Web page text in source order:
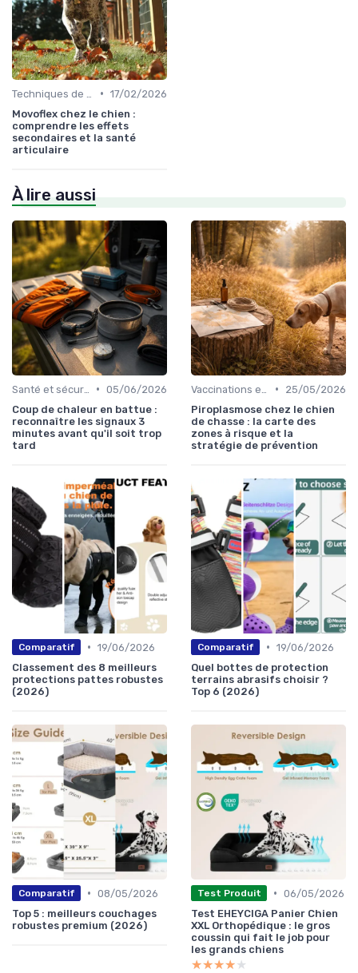
• 17/02/2026
Movoflex chez le chien :
comprendre les effets
secondaires et la santé
articulaire
À lire aussi
• 05/06/2026
Coup de chaleur en battue :
reconnaître les signaux 3
minutes avant qu'il soit trop
tard
•
25/05/2026
Piroplasmose chez le chien
de chasse : la carte des
zones à risque et la
stratégie de prévention
Comparatif • 19/06/2026
Classement des 8 meilleurs
protections pattes robustes
(2026)
Comparatif • 19/06/2026
Quel bottes de protection
terrains abrasifs choisir ?
Top 6 (2026)
Comparatif • 08/05/2026
Top 5 : meilleurs couchages
robustes premium (2026)
Test Produit • 06/05/2026
Test EHEYCIGA Panier Chien
XXL Orthopédique : le gros
coussin qui fait le job pour
les grands chiens
★★★★★
★★★★★